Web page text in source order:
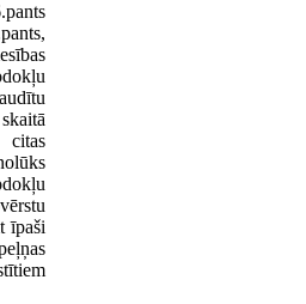
citas
īpaši